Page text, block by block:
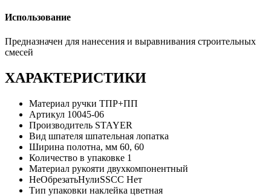
Использование
Предназначен для нанесения и выравнивания строительных
смесей
ХАРАКТЕРИСТИКИ
Материал ручки ТПР+ПП
Артикул 10045-06
Производитель STAYER
Вид шпателя шпательная лопатка
Ширина полотна, мм 60, 60
Количество в упаковке 1
Материал рукояти двухкомпонентный
НеОбрезатьНулиSSCC Нет
Тип упаковки наклейка цветная